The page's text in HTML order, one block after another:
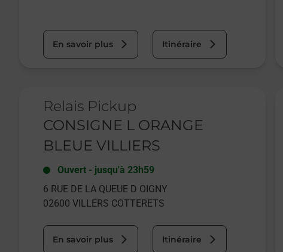
En savoir plus Itinéraire
Relais Pickup
CONSIGNE L ORANGE
BLEUE VILLIERS
Ouvert - jusqu'à 23h59
6 RUE DE LA QUEUE D OIGNY
02600 VILLERS COTTERETS
En savoir plus Itinéraire